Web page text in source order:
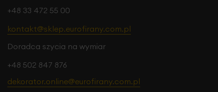
+48 33 472 55 00
kontakt@sklep.eurofirany.com.pl
Doradca szycia na wymiar
+48 502 847 876
dekorator.online@eurofirany.com.pl